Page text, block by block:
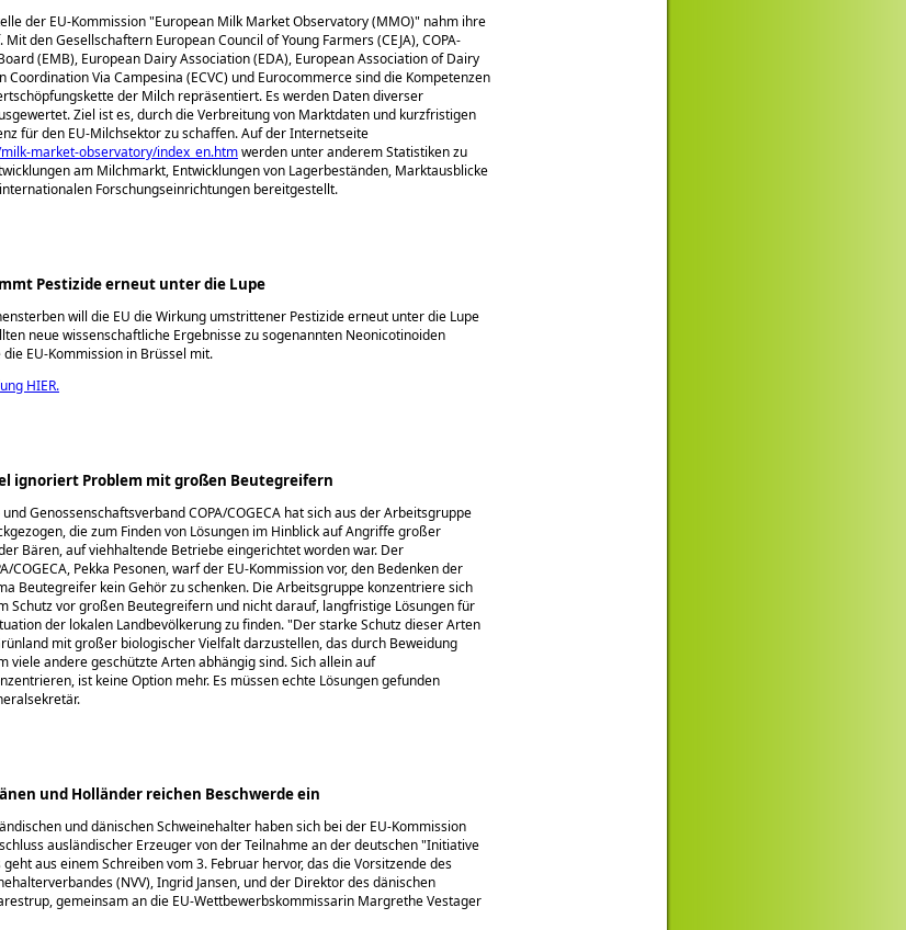
der EU-Kommission European Milk Market Observatory (MMO) nahm ihre
den Gesellschaftern European Council of Young Farmers (CEJA), COPA-
(EMB), European Dairy Association (EDA), European Association of Dairy
Coordination Via Campesina (ECVC) und Eurocommerce sind die Kompetenzen
der Milch repräsentiert. Es werden Daten diverser
Ziel ist es, durch die Verbreitung von Marktdaten und kurzfristigen
für den EU-Milchsektor zu schaffen. Auf der Internetseite
market-observatory/index_en.htmwerden unter anderem Statistiken zu
am Milchmarkt, Entwicklungen von Lagerbeständen, Marktausblicke
Forschungseinrichtungen bereitgestellt.
Pestizide erneut unter die Lupe
will die EU die Wirkung umstrittener Pestizide erneut unter die Lupe
neue wissenschaftliche Ergebnisse zu sogenannten Neonicotinoiden
EU-Kommission in Brüssel mit.
HIER.
ignoriert Problem mit großen Beutegreifern
Genossenschaftsverband COPA/COGECA hat sich aus der Arbeitsgruppe
die zum Finden von Lösungen im Hinblick auf Angriffe großer
Bären, auf viehhaltende Betriebe eingerichtet worden war. Der
COGECA, Pekka Pesonen, warf der EU-Kommission vor, den Bedenken der
Beutegreifer kein Gehör zu schenken. Die Arbeitsgruppe konzentriere sich
Schutz vor großen Beutegreifern und nicht darauf, langfristige Lösungen für
der lokalen Landbevölkerung zu finden. Der starke Schutz dieser Arten
mit großer biologischer Vielfalt darzustellen, das durch Beweidung
viele andere geschützte Arten abhängig sind. Sich allein auf
ist keine Option mehr. Es müssen echte Lösungen gefunden
und Holländer reichen Beschwerde ein
und dänischen Schweinehalter haben sich bei der EU-Kommission
ausländischer Erzeuger von der Teilnahme an der deutschen Initiative
aus einem Schreiben vom 3. Februar hervor, das die Vorsitzende des
(NVV), Ingrid Jansen, und der Direktor des dänischen
gemeinsam an die EU-Wettbewerbskommissarin Margrethe Vestager